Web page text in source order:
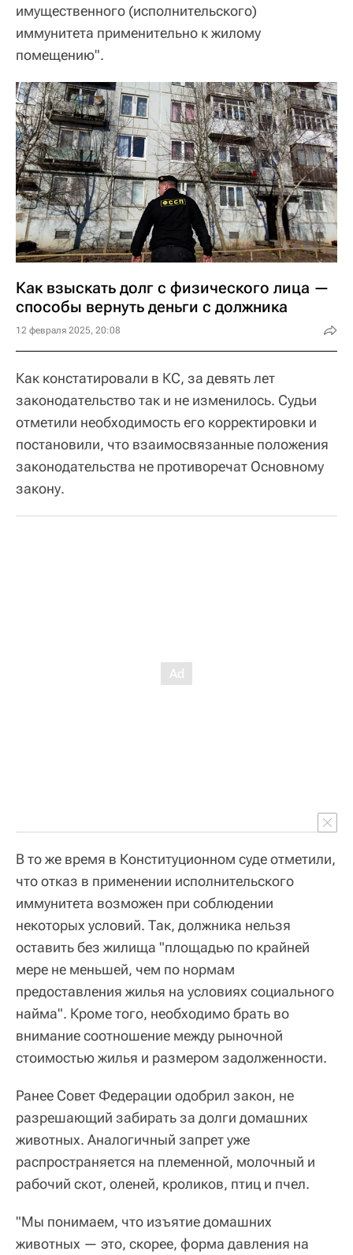
имущественного (исполнительского)
иммунитета применительно к жилому
помещению".
Как взыскать долг с физического лица —
способы вернуть деньги с должника
12 февраля 2025, 20:08
Как констатировали в КС, за девять лет
законодательство так и не изменилось. Судьи
отметили необходимость его корректировки и
постановили, что взаимосвязанные положения
законодательства не противоречат Основному
закону.
В то же время в Конституционном суде отметили,
что отказ в применении исполнительского
иммунитета возможен при соблюдении
некоторых условий. Так, должника нельзя
оставить без жилища "площадью по крайней
мере не меньшей, чем по нормам
предоставления жилья на условиях социального
найма". Кроме того, необходимо брать во
внимание соотношение между рыночной
стоимостью жилья и размером задолженности.
Ранее Совет Федерации одобрил закон, не
разрешающий забирать за долги домашних
животных. Аналогичный запрет уже
распространяется на племенной, молочный и
рабочий скот, оленей, кроликов, птиц и пчел.
"Мы понимаем, что изъятие домашних
животных — это, скорее, форма давления на